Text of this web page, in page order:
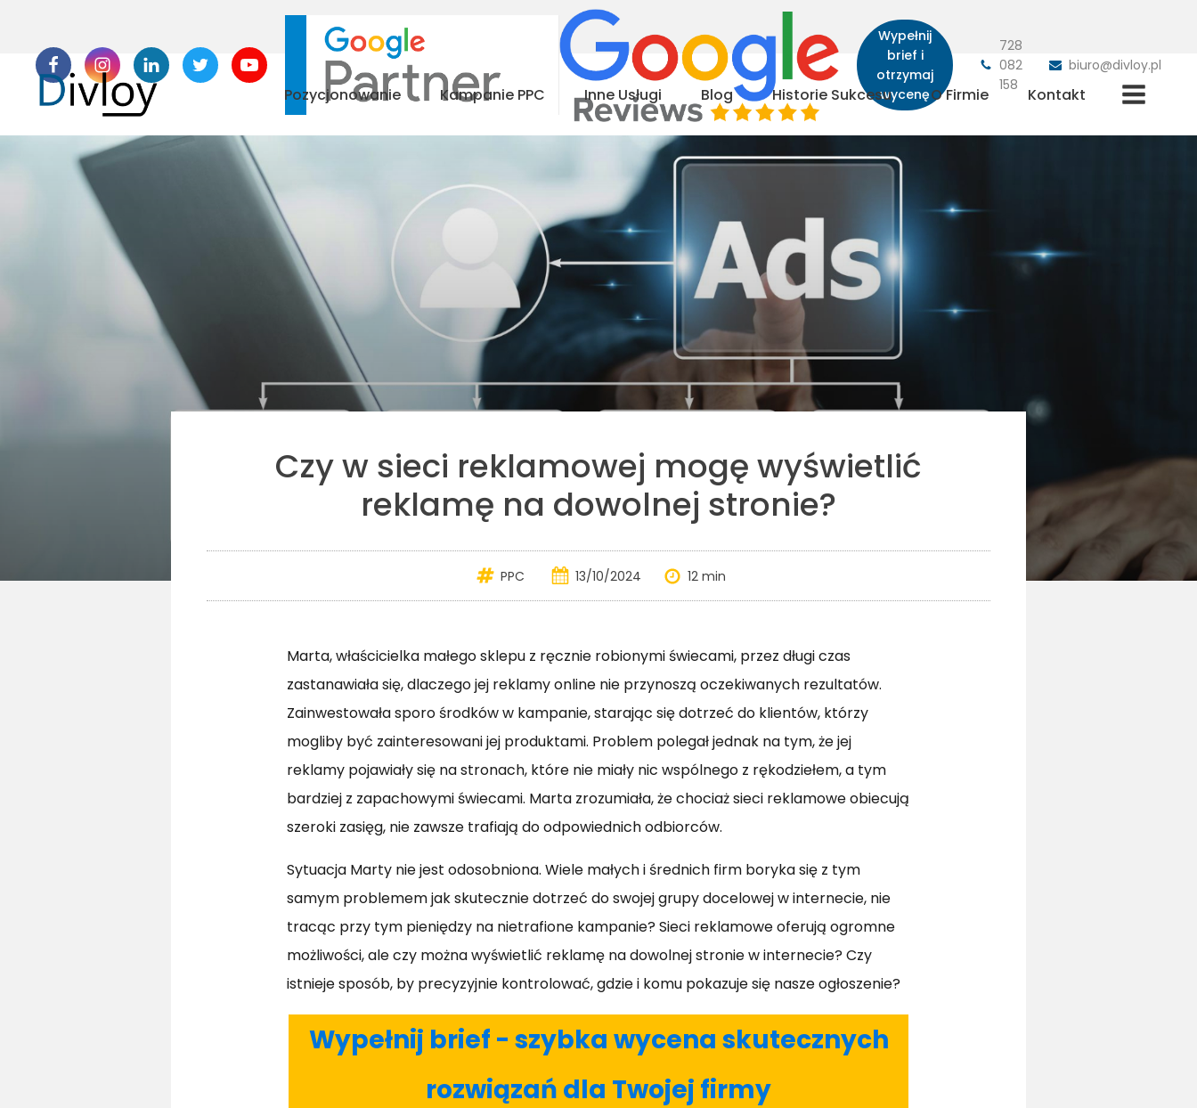
Wypełnij
brief i
otrzymaj
wycenę
728
082
158
biuro@divloy.pl
Pozycjonowanie Kampanie PPC Inne Usługi Blog Historie Sukcesu O Firmie Kontakt
Czy w sieci reklamowej mogę wyświetlić
reklamę na dowolnej stronie?
PPC 13/10/2024 12 min
Marta, właścicielka małego sklepu z ręcznie robionymi świecami, przez długi czas
zastanawiała się, dlaczego jej reklamy online nie przynoszą oczekiwanych rezultatów.
Zainwestowała sporo środków w kampanie, starając się dotrzeć do klientów, którzy
mogliby być zainteresowani jej produktami. Problem polegał jednak na tym, że jej
reklamy pojawiały się na stronach, które nie miały nic wspólnego z rękodziełem, a tym
bardziej z zapachowymi świecami. Marta zrozumiała, że chociaż sieci reklamowe obiecują
szeroki zasięg, nie zawsze trafiają do odpowiednich odbiorców.
Sytuacja Marty nie jest odosobniona. Wiele małych i średnich firm boryka się z tym
samym problemem jak skutecznie dotrzeć do swojej grupy docelowej w internecie, nie
tracąc przy tym pieniędzy na nietrafione kampanie? Sieci reklamowe oferują ogromne
możliwości, ale czy można wyświetlić reklamę na dowolnej stronie w internecie? Czy
istnieje sposób, by precyzyjnie kontrolować, gdzie i komu pokazuje się nasze ogłoszenie?
Wypełnij brief - szybka wycena skutecznych
rozwiązań dla Twojej firmy